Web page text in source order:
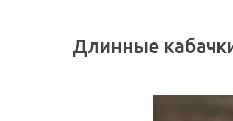
Длинные